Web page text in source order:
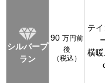
シルバープ
ラン
90 万円前
後
（税込）
テ
横